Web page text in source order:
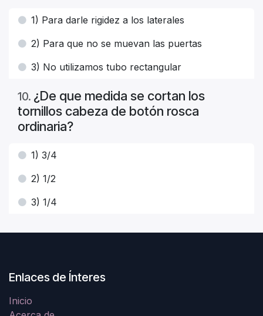
1) Para darle rigidez a los laterales
2) Para que no se muevan las puertas
3) No utilizamos tubo rectangular
10. ¿De que medida se cortan los
tornillos cabeza de botón rosca
ordinaria?
1) 3/4
2) 1/2
3) 1/4
Enlaces de Ínteres
Inicio